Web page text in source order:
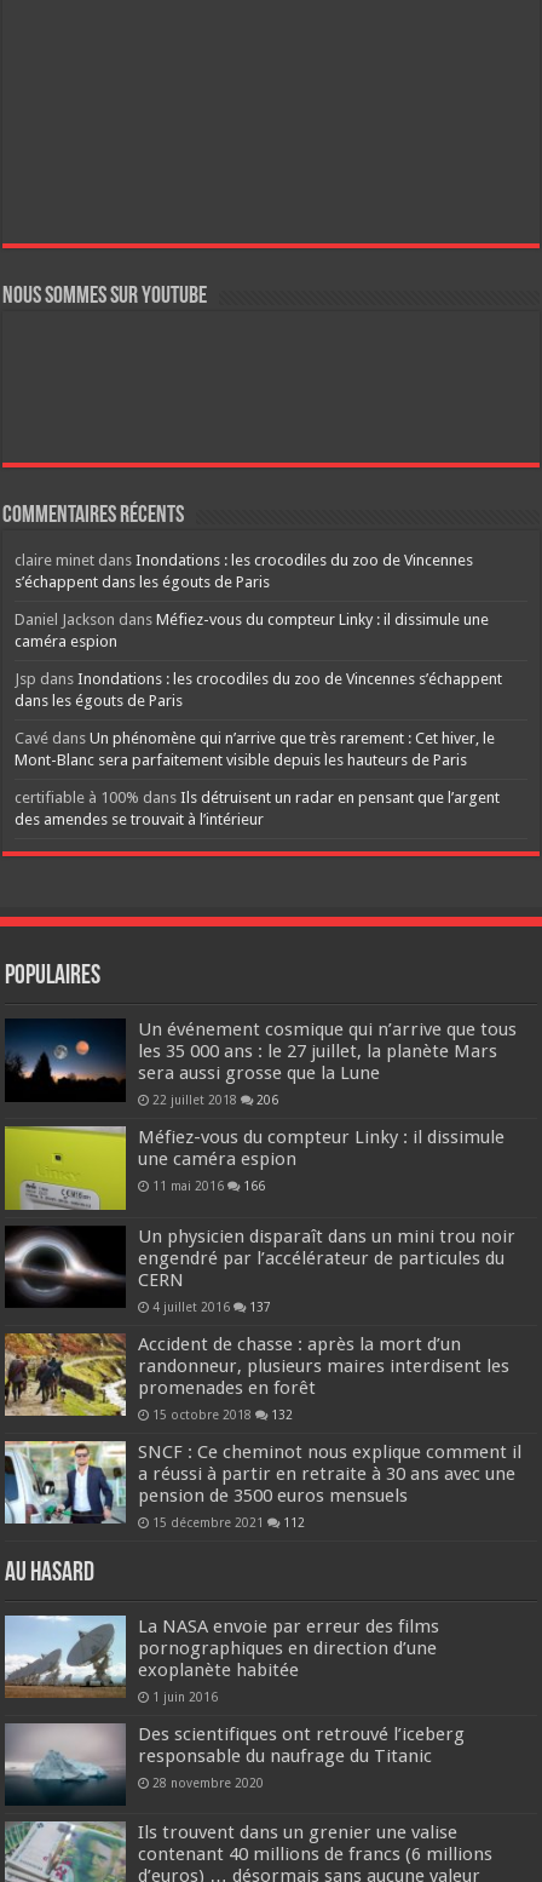
Nous sommes sur YouTube
Commentaires récents
claire minet dansInondations : les crocodiles du zoo de Vincennes
s’échappent dans les égouts de Paris
Daniel Jackson dansMéfiez-vous du compteur Linky : il dissimule une
caméra espion
Jsp dansInondations : les crocodiles du zoo de Vincennes s’échappent
dans les égouts de Paris
Cavé dansUn phénomène qui n’arrive que très rarement : Cet hiver, le
Mont-Blanc sera parfaitement visible depuis les hauteurs de Paris
certifiable à 100% dansIls détruisent un radar en pensant que l’argent
des amendes se trouvait à l’intérieur
Populaires
Un événement cosmique qui n’arrive que tous
les 35 000 ans : le 27 juillet, la planète Mars
sera aussi grosse que la Lune
22 juillet 2018 206
Méfiez-vous du compteur Linky : il dissimule
une caméra espion
11 mai 2016 166
Un physicien disparaît dans un mini trou noir
engendré par l’accélérateur de particules du
CERN
4 juillet 2016 137
Accident de chasse : après la mort d’un
randonneur, plusieurs maires interdisent les
promenades en forêt
15 octobre 2018 132
SNCF : Ce cheminot nous explique comment il
a réussi à partir en retraite à 30 ans avec une
pension de 3500 euros mensuels
15 décembre 2021 112
Au hasard
La NASA envoie par erreur des films
pornographiques en direction d’une
exoplanète habitée
1 juin 2016
Des scientifiques ont retrouvé l’iceberg
responsable du naufrage du Titanic
28 novembre 2020
Ils trouvent dans un grenier une valise
contenant 40 millions de francs (6 millions
d’euros) … désormais sans aucune valeur